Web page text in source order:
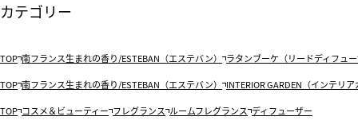
カテゴリー
TOP 南フランス生まれの香り/ESTEBAN（エステバン） ラタンブーケ（リードディフュ
TOP 南フランス生まれの香り/ESTEBAN（エステバン） INTERIOR GARDEN（インテリ
TOP コスメ＆ビューティー フレグランス ルームフレグランス ディフューザー